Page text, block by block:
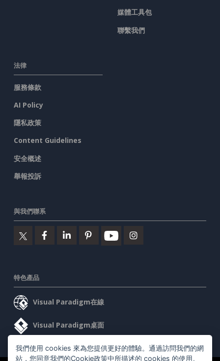
媒體工具包
聯繫我們
法律
服務條款
AI Policy
隱私政策
Content Guidelines
安全概述
舉報投訴
與我們聯系
特色產品
Visual Paradigm在線
Visual Paradigm桌面
我們使用 cookies 來為您提供更好的體驗。通過訪問我們的網
站，您同意我們的Cookie政策中所描述的 cookies 的使用。